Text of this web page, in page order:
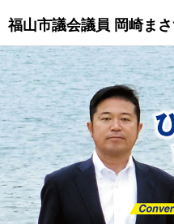
福山市議会議員 岡崎ま
HOME
重要情報
プロフィール